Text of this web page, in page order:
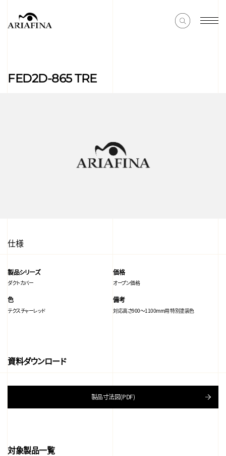
FED2D-865 TRE
仕様
製品シリーズ
ダクトカバー
価格
オープン価格
色
テクスチャーレッド
備考
対応高さ900～1100mm用 特別塗装色
資料ダウンロード
製品寸法図(PDF)
対象製品一覧